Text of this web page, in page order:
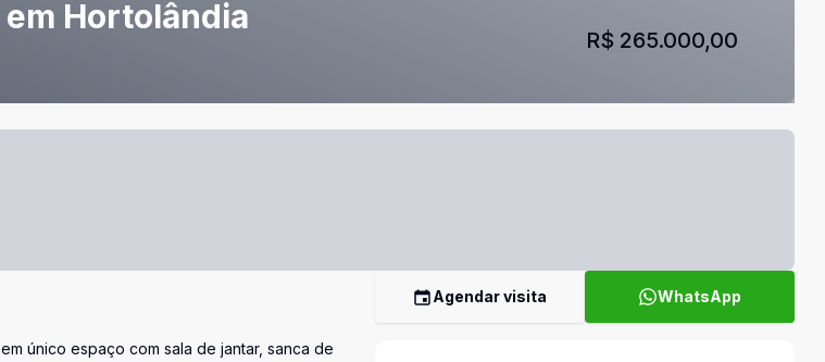
Hortolândia
R$ 265.000,00
único espaço com sala de jantar, sanca de
Agendar visita WhatsApp